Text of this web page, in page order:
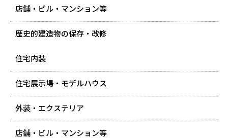
店舗・ビル・マンション等
歴史的建造物の保存・改修
住宅内装
住宅展示場・モデルハウス
外装・エクステリア
店舗・ビル・マンション等